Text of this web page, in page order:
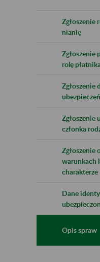
Zgłoszenie
nianię
Zgłoszenie
rolę
Zgłoszenie
ubezpieczeń
Zgłoszenie
członka
Zgłoszenie
warunkach
charakterze
Dane
Opis spraw